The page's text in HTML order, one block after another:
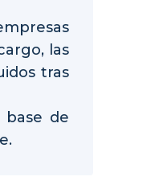
las
tras
de